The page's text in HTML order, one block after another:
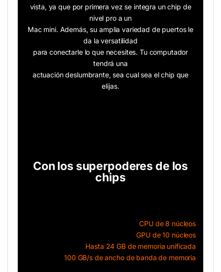
vista, ya que por primera vez se integra un chip de
nivel pro a un
Mac mini. Además, su amplia variedad de puertos le
da la versatilidad
para conectarle lo que necesites. Tu computador
tendrá una
actuación deslumbrante, sea cual sea el chip que
elijas.
Con los superpoderes de los
chips
CPU de 8 núcleos
GPU de 10 núcleos
Hasta 24 GB de memoria unificada
100 GB/s de ancho de banda de memoria